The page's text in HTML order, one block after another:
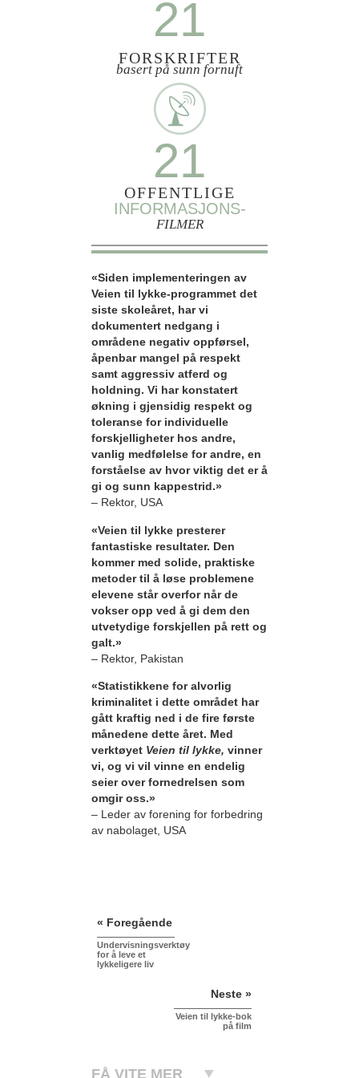
21
FORSKRIFTER
basert på sunn fornuft
21
OFFENTLIGE
INFORMASJONS-
FILMER
«Siden implementeringen av
Veien til lykke-programmet det
siste skoleåret, har vi
dokumentert nedgang i
områdene negativ oppførsel,
åpenbar mangel på respekt
samt aggressiv atferd og
holdning. Vi har konstatert
økning i gjensidig respekt og
toleranse for individuelle
forskjelligheter hos andre,
vanlig medfølelse for andre, en
forståelse av hvor viktig det er å
gi og sunn kappestrid.»
– Rektor, USA
«Veien til lykke presterer
fantastiske resultater. Den
kommer med solide, praktiske
metoder til å løse problemene
elevene står overfor når de
vokser opp ved å gi dem den
utvetydige forskjellen på rett og
galt.»
– Rektor, Pakistan
«Statistikkene for alvorlig
kriminalitet i dette området har
gått kraftig ned i de fire første
månedene dette året. Med
verktøyet Veien til lykke, vinner
vi, og vi vil vinne en endelig
seier over fornedrelsen som
omgir oss.»
– Leder av forening for forbedring
av nabolaget, USA
« Foregående
Undervisningsverktøy
for å leve et
lykkeligere liv
Neste »
Veien til lykke-bok
på film
FÅ VITE MER